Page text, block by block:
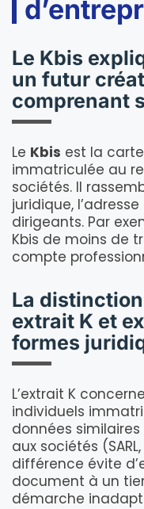
Le Kbis
un futur
comprenant
Le Kbis est la
immatriculée au
sociétés. Il
juridique,
dirigeants. Par
Kbis de moins de
compte
La
extrait K et
formes
L’extrait K
individuels
données similaires
aux sociétés
différence évite
document à un
démarche